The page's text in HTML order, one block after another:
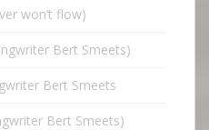
won’t flow)
Bert Smeets)
Bert Smeets
Bert Smeets)